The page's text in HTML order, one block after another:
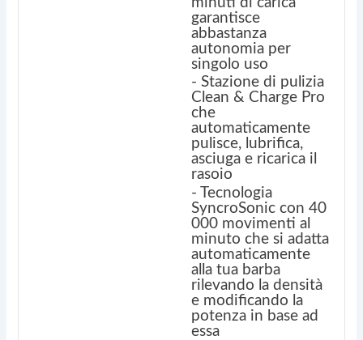
garantisce
abbastanza
autonomia per
singolo uso
- Stazione di pulizia
Clean & Charge Pro
che
automaticamente
pulisce, lubrifica,
asciuga e ricarica il
rasoio
- Tecnologia
SyncroSonic con 40
000 movimenti al
minuto che si adatta
automaticamente
alla tua barba
rilevando la densità
e modificando la
potenza in base ad
essa